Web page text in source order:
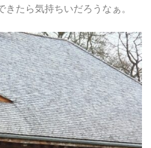
たら気持ちいだろうなぁ。